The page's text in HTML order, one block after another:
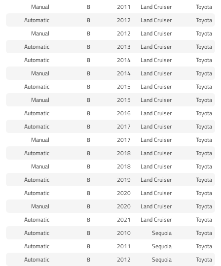
Toyota
Land Cruiser
2011
8
Manual
Toyota
Land Cruiser
2012
8
Automatic
Toyota
Land Cruiser
2012
8
Manual
Toyota
Land Cruiser
2013
8
Automatic
Toyota
Land Cruiser
2014
8
Automatic
Toyota
Land Cruiser
2014
8
Manual
Toyota
Land Cruiser
2015
8
Automatic
Toyota
Land Cruiser
2015
8
Manual
Toyota
Land Cruiser
2016
8
Automatic
Toyota
Land Cruiser
2017
8
Automatic
Toyota
Land Cruiser
2017
8
Manual
Toyota
Land Cruiser
2018
8
Automatic
Toyota
Land Cruiser
2018
8
Manual
Toyota
Land Cruiser
2019
8
Automatic
Toyota
Land Cruiser
2020
8
Automatic
Toyota
Land Cruiser
2020
8
Manual
Toyota
Land Cruiser
2021
8
Automatic
Toyota
Sequoia
2010
8
Automatic
Toyota
Sequoia
2011
8
Automatic
Toyota
Sequoia
2012
8
Automatic